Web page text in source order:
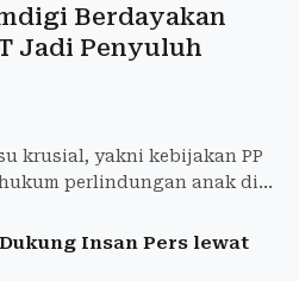
Berdayakan
Jadi Penyuluh
krusial, yakni kebijakan PP
perlindungan anak di
Insan Pers lewat